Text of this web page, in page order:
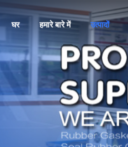
घर हमारे बारे में उत्पादों